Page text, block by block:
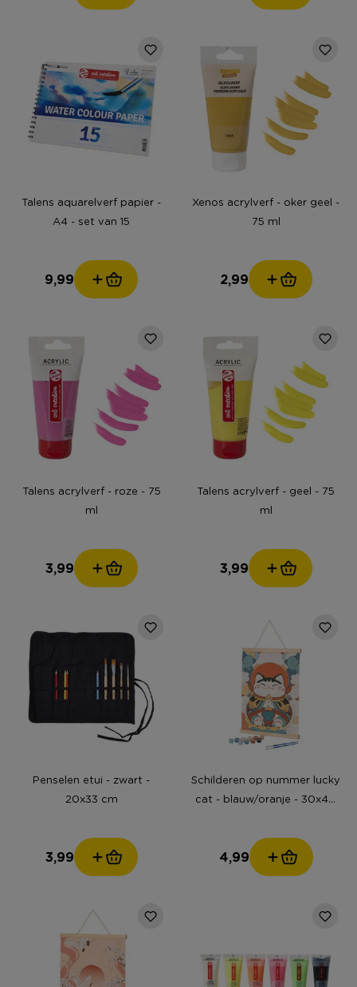
Talens aquarelverf papier -
A4 - set van 15
9,99
Xenos acrylverf - oker geel -
75 ml
2,99
Talens acrylverf - roze - 75
ml
3,99
Talens acrylverf - geel - 75
ml
3,99
Penselen etui - zwart -
20x33 cm
3,99
Schilderen op nummer lucky
cat - blauw/oranje - 30x40
4,99